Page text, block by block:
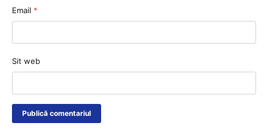
Email *
Sit web